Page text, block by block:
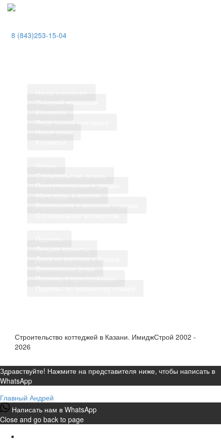
8 (843)253-15-04
Наша компания
О нашей компании
Контакты
Лица нашей компании
Наши цены
Контакты
Услуги
Строительство домов
Проектирование и дизайн
Мансарды и кровля
Внутренняя и внешняя отделка
Строительная экспертиза
Проекты
Лучшие проекты
Дома из кирпича и блоков
Деревянные дома
Проекты с пристройками
Проекты по количеству этажей
Строительство коттеджей в Казани. ИмиджСтрой 2002 -
2026
Здравствуйте! Нажмите на представителя ниже, чтобы написать в
WhatsApp
Главный Андрей
Написать нам в WhatsApp
Close and go back to page